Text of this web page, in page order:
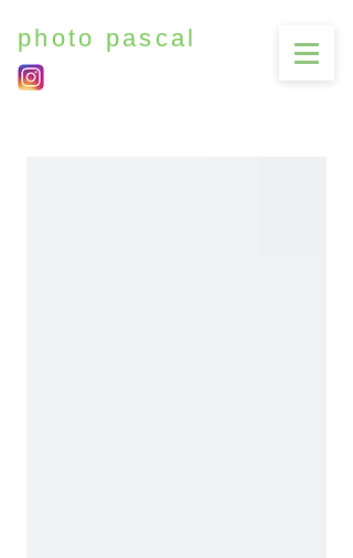
photo pascal